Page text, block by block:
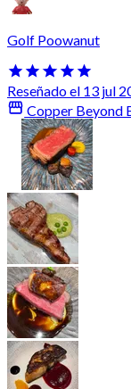
Golf Poowanut
Reseñado el 13 jul
Copper Beyond